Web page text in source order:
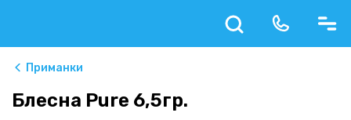
Приманки
Блесна Pure 6,5гр.